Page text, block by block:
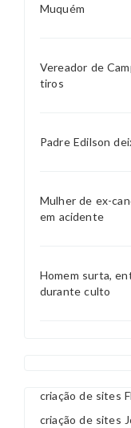
Muquém
Vereador de
tiros
Padre Edilson
Mulher de ex-
em acidente
Homem surta,
durante culto
criação de sites
criação de sites